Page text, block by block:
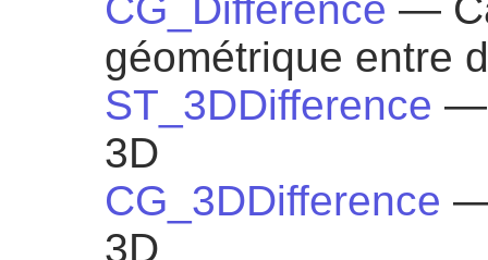
géométrique entre
ST_3DDifference —
3D
CG_3DDifference —
3D